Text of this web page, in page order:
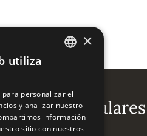
×
utiliza
personalizar el
y analizar nuestro
información
sitio con nuestros